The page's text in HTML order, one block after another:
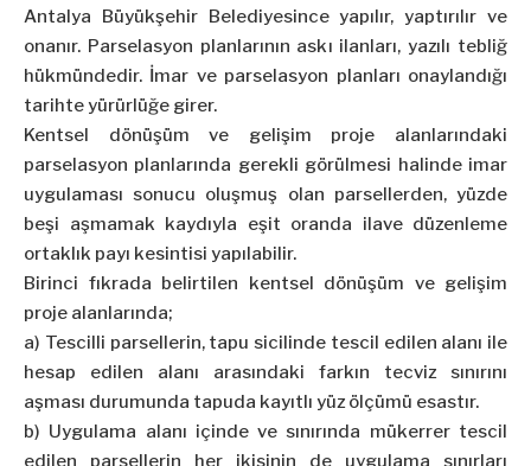
Antalya Büyükşehir Belediyesince yapılır, yaptırılır ve
onanır. Parselasyon planlarının askı ilanları, yazılı tebliğ
hükmündedir. İmar ve parselasyon planları onaylandığı
tarihte yürürlüğe girer.
Kentsel dönüşüm ve gelişim proje alanlarındaki
parselasyon planlarında gerekli görülmesi halinde imar
uygulaması sonucu oluşmuş olan parsellerden, yüzde
beşi aşmamak kaydıyla eşit oranda ilave düzenleme
ortaklık payı kesintisi yapılabilir.
Birinci fıkrada belirtilen kentsel dönüşüm ve gelişim
proje alanlarında;
a) Tescilli parsellerin, tapu sicilinde tescil edilen alanı ile
hesap edilen alanı arasındaki farkın tecviz sınırını
aşması durumunda tapuda kayıtlı yüz ölçümü esastır.
b) Uygulama alanı içinde ve sınırında mükerrer tescil
edilen parsellerin her ikisinin de uygulama sınırları